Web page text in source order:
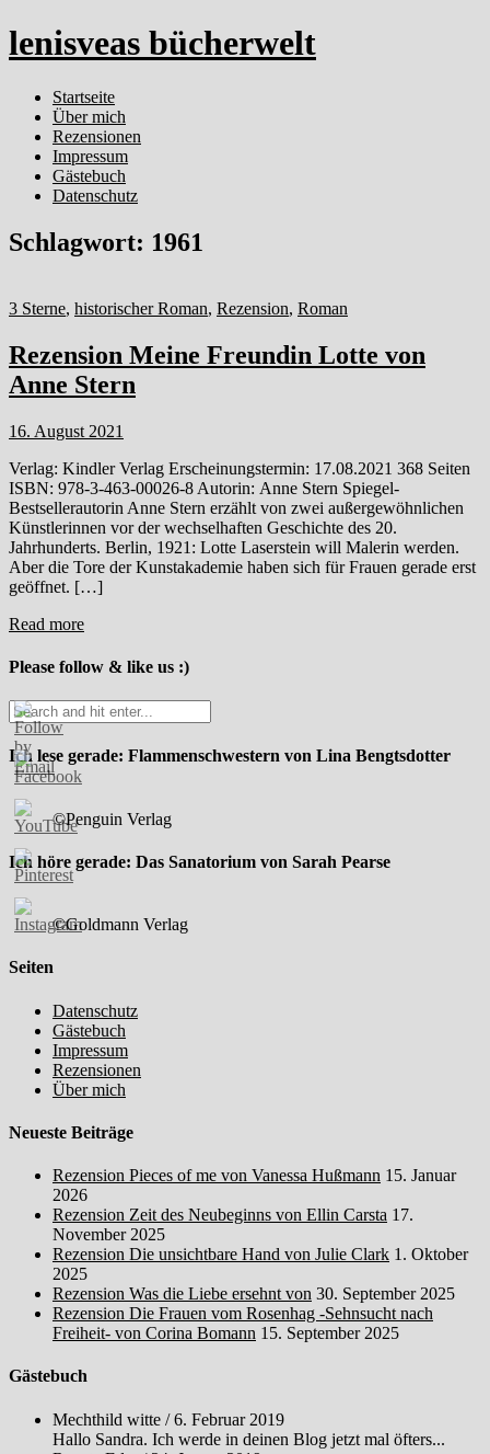
lenisveas bücherwelt
Startseite
Über mich
Rezensionen
Impressum
Gästebuch
Datenschutz
Schlagwort: 1961
3 Sterne, historischer Roman, Rezension, Roman
Rezension Meine Freundin Lotte von
Anne Stern
16. August 2021
Verlag: Kindler Verlag Erscheinungstermin: 17.08.2021 368 Seiten
ISBN: 978-3-463-00026-8 Autorin: Anne Stern Spiegel-
Bestsellerautorin Anne Stern erzählt von zwei außergewöhnlichen
Künstlerinnen vor der wechselhaften Geschichte des 20.
Jahrhunderts. Berlin, 1921: Lotte Laserstein will Malerin werden.
Aber die Tore der Kunstakademie haben sich für Frauen gerade erst
geöffnet. […]
Read more
Please follow & like us :)
Ich lese gerade: Flammenschwestern von Lina Bengtsdotter
©Penguin Verlag
Ich höre gerade: Das Sanatorium von Sarah Pearse
©Goldmann Verlag
Seiten
Datenschutz
Gästebuch
Impressum
Rezensionen
Über mich
Neueste Beiträge
Rezension Pieces of me von Vanessa Hußmann 15. Januar
2026
Rezension Zeit des Neubeginns von Ellin Carsta 17.
November 2025
Rezension Die unsichtbare Hand von Julie Clark 1. Oktober
2025
Rezension Was die Liebe ersehnt von 30. September 2025
Rezension Die Frauen vom Rosenhag -Sehnsucht nach
Freiheit- von Corina Bomann 15. September 2025
Gästebuch
Mechthild witte /6. Februar 2019
Hallo Sandra. Ich werde in deinen Blog jetzt mal öfters...